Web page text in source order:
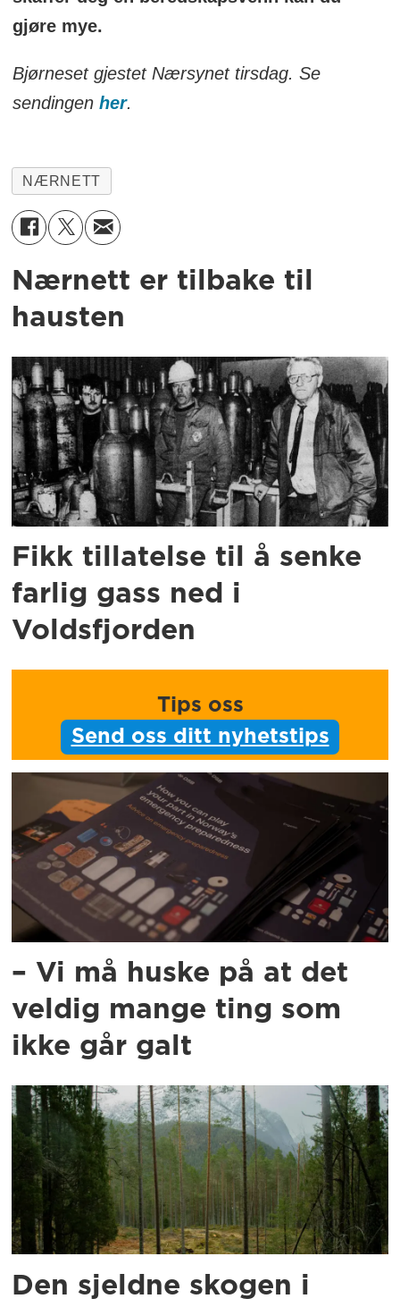
gjøre mye.
Bjørneset gjestet Nærsynet tirsdag. Se
sendingen her.
NÆRNETT
Nærnett er tilbake til
hausten
Fikk tillatelse til å senke
farlig gass ned i
Voldsfjorden
Tips oss
Send oss ditt nyhetstips
– Vi må huske på at det
veldig mange ting som
ikke går galt
Den sjeldne skogen i